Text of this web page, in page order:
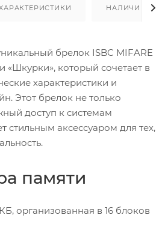
НАЛИЧИЕ
брелок ISBC MIFARE
«Шкурки», который сочетает в
характеристики и
Этот брелок не только
доступ к системам
стильным аксессуаром для тех,
памяти
организованная в 16 блоков